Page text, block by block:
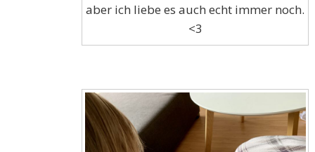
aber ich liebe es auch echt immer noch.
<3